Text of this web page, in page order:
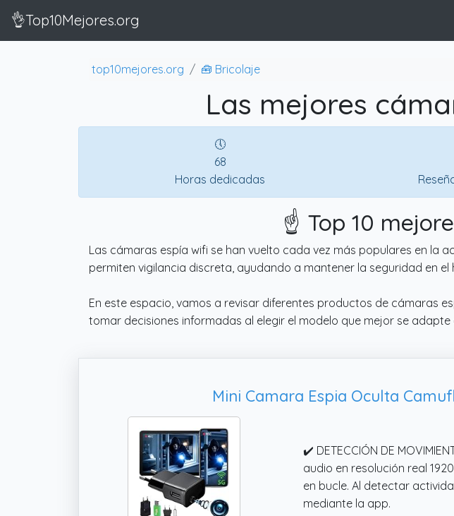
👌Top10Mejores.org
top10mejores.org 🧰 Bricolaje
Las mejores
🕔
68
Horas dedicadas
☝️ Top 10
Las cámaras espía wifi se han vuelto cada vez más populares en la
permiten vigilancia discreta, ayudando a mantener la seguridad en
En este espacio, vamos a revisar diferentes productos de cámaras
tomar decisiones informadas al elegir el modelo que mejor se adapte
Mini Camara Espia Oculta
✔️ DETECCIÓN DE
audio en resolución real
en bucle. Al detectar
mediante la app.